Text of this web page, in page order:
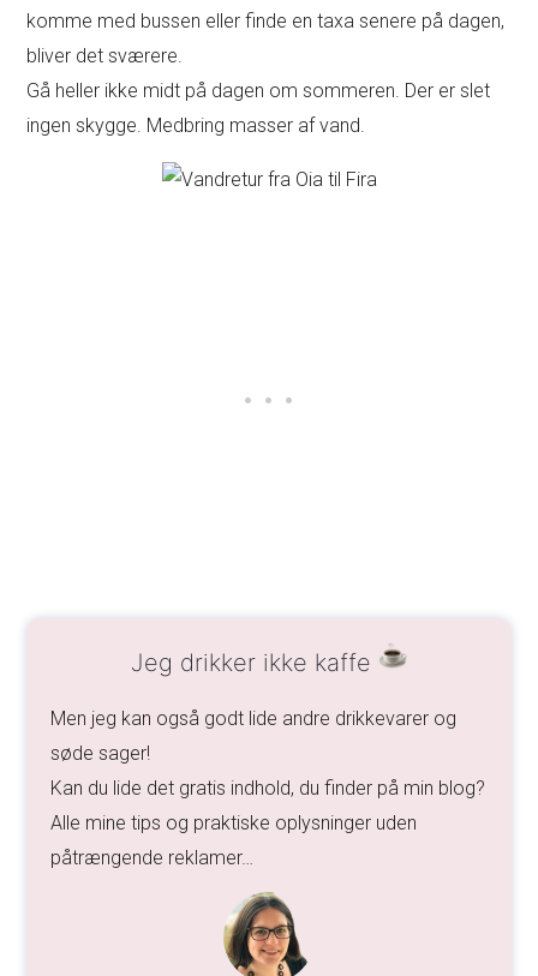
komme med bussen eller finde en taxa senere på dagen,
bliver det sværere.
Gå heller ikke midt på dagen om sommeren. Der er slet
ingen skygge. Medbring masser af vand.
Jeg drikker ikke kaffe
Men jeg kan også godt lide andre drikkevarer og
søde sager!
Kan du lide det gratis indhold, du finder på min blog?
Alle mine tips og praktiske oplysninger uden
påtrængende reklamer…